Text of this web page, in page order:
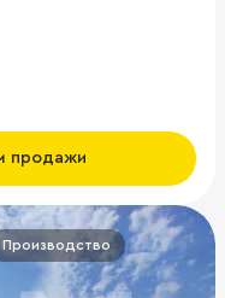
продажи
Производство